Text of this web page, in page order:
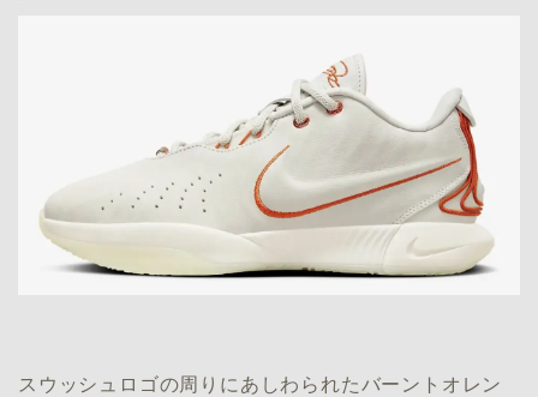
スウッシュロゴの周りにあしわられたバーントオレン